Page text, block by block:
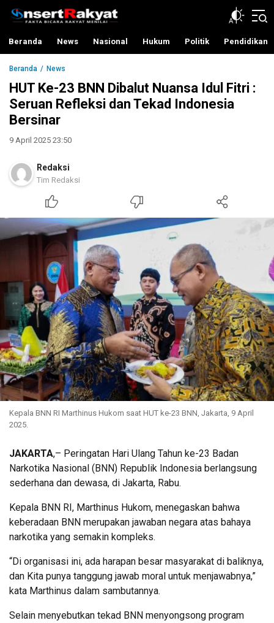
InsertRakyat.com
Fakta Bicara Rakyat Menilai
Beranda News Nasional Hukum Politik Pendidikan
Beranda News
HUT Ke-23 BNN Dibalut Nuansa Idul Fitri :
Seruan Refleksi dan Tekad Indonesia
Bersinar
9 April 2025 23:50
Redaksi
Tim Redaksi
Kepala BNN RI Marthinus Hukom saat HUT ke-23 BNN, Jakarta, 9 April
2025.
JAKARTA,– Peringatan Hari Ulang Tahun ke-23 Badan
Narkotika Nasional (BNN) Republik Indonesia berlangsung
sederhana dan dewasa, di Jakarta, Rabu.
Kepala BNN RI, Marthinus Hukom, menegaskan bahwa
keberadaan BNN merupakan jawaban negara atas bahaya
narkotika yang semakin kompleks.
“Di organisasi ini, ada harapan besar masyarakat di baliknya,
dan Kita punya tanggung jawab moral untuk menjawabnya,”
kata Marthinus dalam sambutannya.
Selain menyebutkan tekad BNN menyongsong program